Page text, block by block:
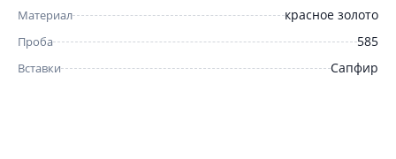
Материал красное золото
Проба 585
Вставки Сапфир